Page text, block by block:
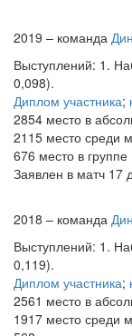
2019 – команда
Выступлений: 1.
0,098).
Диплом участника;
2854 место в
2115 место среди
676 место в группе
Заявлен в матч 17
2018 – команда
Выступлений: 1.
0,119).
Диплом участника;
2561 место в
1917 место среди